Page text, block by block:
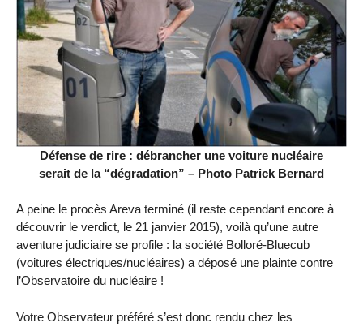
Défense de rire : débrancher une voiture nucléaire
serait de la “dégradation” – Photo Patrick Bernard
A peine le procès Areva terminé (il reste cependant encore à
découvrir le verdict, le 21 janvier 2015), voilà qu’une autre
aventure judiciaire se profile : la société Bolloré-Bluecub
(voitures électriques/nucléaires) a déposé une plainte contre
l’Observatoire du nucléaire !
Votre Observateur préféré s’est donc rendu chez les